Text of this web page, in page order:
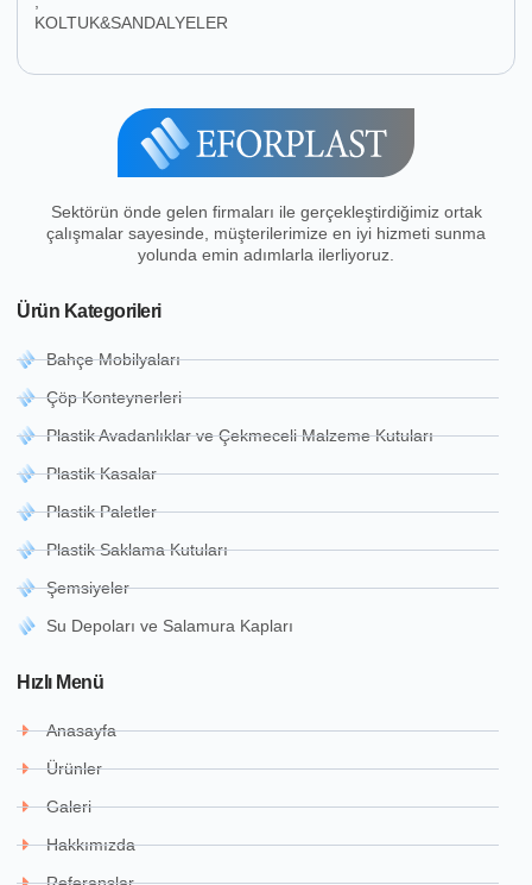
KOLTUK&SANDALYELER
Sektörün önde gelen firmaları ile gerçekleştirdiğimiz ortak
çalışmalar sayesinde, müşterilerimize en iyi hizmeti sunma
yolunda emin adımlarla ilerliyoruz.
Ürün Kategorileri
Bahçe Mobilyaları
Çöp Konteynerleri
Plastik Avadanlıklar ve Çekmeceli Malzeme Kutuları
Plastik Kasalar
Plastik Paletler
Plastik Saklama Kutuları
Şemsiyeler
Su Depoları ve Salamura Kapları
Hızlı Menü
Anasayfa
Ürünler
Galeri
Hakkımızda